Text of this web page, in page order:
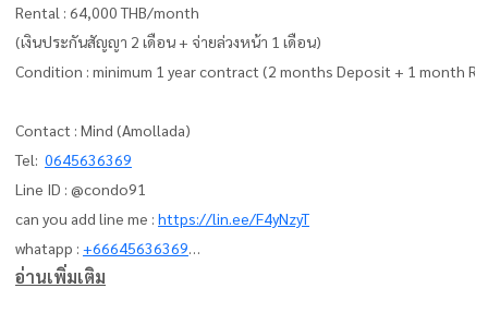
Rental : 64,000 THB/month
(เงินประกันสัญญา 2 เดือน + จ่ายล่วงหน้า 1 เดือน)
Condition : minimum 1 year contract (2 months Deposit + 1 month
Contact : Mind (Amollada)
Tel: 0645636369
Line ID : @condo91
can you add line me : https://lin.ee/F4yNzyT
whatapp : +66645636369
Email:amolladaphet@gmail.com
อ่านเพิ่มเติม